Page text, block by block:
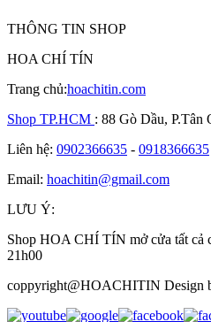
THÔNG TIN SHOP
HOA CHÍ TÍN
Trang chủ:hoachitin.com
Shop TP.HCM : 88 Gò Dầu,
Liên hệ: 0902366635 - 0918366635
Email: hoachitin@gmail.com
LƯU Ý:
Shop HOA CHÍ TÍN mở cửa tất cả
21h00
coppyright@HOACHITIN Design